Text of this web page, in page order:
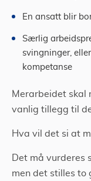
En ansatt blir
Særlig
svingninger,
kompetanse
Merarbeidet skal
vanlig tillegg til
Hva vil det si at
Det må vurderes
men det stilles to